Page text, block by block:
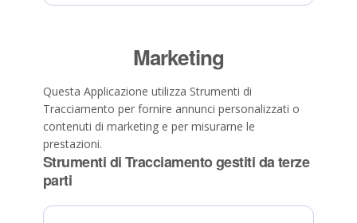
Marketing
Questa Applicazione utilizza Strumenti di
Tracciamento per fornire annunci personalizzati o
contenuti di marketing e per misurarne le
prestazioni.
Strumenti di Tracciamento gestiti da terze
parti